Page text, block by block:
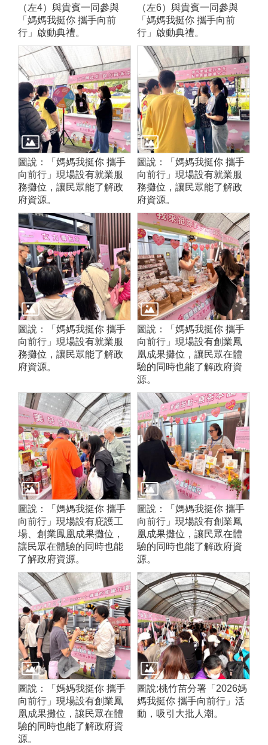
（左4）與貴賓一同參與
「媽媽我挺你 攜手向前
行」啟動典禮。
（左6）與貴賓一同參與
「媽媽我挺你 攜手向前
行」啟動典禮。
圖說：「媽媽我挺你 攜手
向前行」現場設有就業服
務攤位，讓民眾能了解政
府資源。
圖說：「媽媽我挺你 攜手
向前行」現場設有就業服
務攤位，讓民眾能了解政
府資源。
圖說：「媽媽我挺你 攜手
向前行」現場設有就業服
務攤位，讓民眾能了解政
府資源。
圖說：「媽媽我挺你 攜手
向前行」現場設有創業鳳
凰成果攤位，讓民眾在體
驗的同時也能了解政府資
源。
圖說：「媽媽我挺你 攜手
向前行」現場設有庇護工
場、創業鳳凰成果攤位，
讓民眾在體驗的同時也能
了解政府資源。
圖說：「媽媽我挺你 攜手
向前行」現場設有創業鳳
凰成果攤位，讓民眾在體
驗的同時也能了解政府資
源。
圖說：「媽媽我挺你 攜手
向前行」現場設有創業鳳
凰成果攤位，讓民眾在體
驗的同時也能了解政府資
源。
圖說:桃竹苗分署「2026媽
媽我挺你 攜手向前行」活
動，吸引大批人潮。